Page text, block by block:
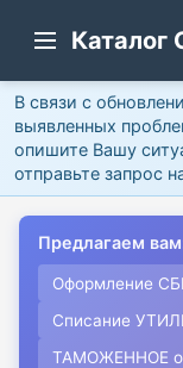
Каталог
В связи с
выявленных
опишите Вашу
отправьте запрос
Предлагаем
Оформление
Списание
ТАМОЖЕННОЕ